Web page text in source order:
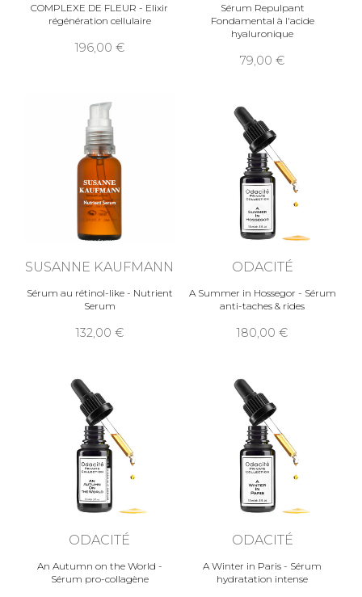
COMPLEXE DE FLEUR - Elixir
régénération cellulaire
196,00
Sérum Repulpant
Fondamental à l'acide
hyaluronique
79,00
SUSANNE KAUFMANN
Sérum au rétinol-like - Nutrient
Serum
132,00
ODACITÉ
A Summer in Hossegor - Sérum
anti-taches & rides
180,00
ODACITÉ
An Autumn on the World -
Sérum pro-collagène
ODACITÉ
A Winter in Paris - Sérum
hydratation intense